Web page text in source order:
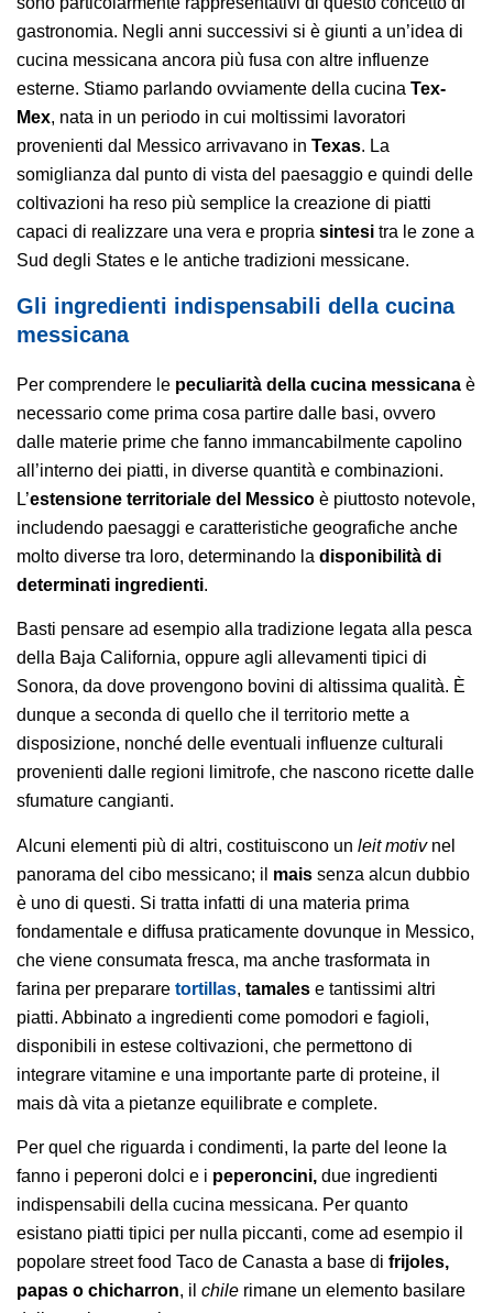
gastronomia. Negli anni successivi si è giunti a un’idea di
cucina messicana ancora più fusa con altre influenze
esterne. Stiamo parlando ovviamente della cucina Tex-
Mex, nata in un periodo in cui moltissimi lavoratori
provenienti dal Messico arrivavano in Texas. La
somiglianza dal punto di vista del paesaggio e quindi delle
coltivazioni ha reso più semplice la creazione di piatti
capaci di realizzare una vera e propria sintesi tra le zone a
Sud degli States e le antiche tradizioni messicane.
Gli ingredienti indispensabili della cucina
messicana
Per comprendere le peculiarità della cucina messicana è
necessario come prima cosa partire dalle basi, ovvero
dalle materie prime che fanno immancabilmente capolino
all’interno dei piatti, in diverse quantità e combinazioni.
L’estensione territoriale del Messico è piuttosto notevole,
includendo paesaggi e caratteristiche geografiche anche
molto diverse tra loro, determinando la disponibilità di
determinati ingredienti.
Basti pensare ad esempio alla tradizione legata alla pesca
della Baja California, oppure agli allevamenti tipici di
Sonora, da dove provengono bovini di altissima qualità. È
dunque a seconda di quello che il territorio mette a
disposizione, nonché delle eventuali influenze culturali
provenienti dalle regioni limitrofe, che nascono ricette dalle
sfumature cangianti.
Alcuni elementi più di altri, costituiscono un leit motivnel
panorama del cibo messicano; il mais senza alcun dubbio
è uno di questi. Si tratta infatti di una materia prima
fondamentale e diffusa praticamente dovunque in Messico,
che viene consumata fresca, ma anche trasformata in
farina per preparare tortillas, tamales e tantissimi altri
piatti. Abbinato a ingredienti come pomodori e fagioli,
disponibili in estese coltivazioni, che permettono di
integrare vitamine e una importante parte di proteine, il
mais dà vita a pietanze equilibrate e complete.
Per quel che riguarda i condimenti, la parte del leone la
fanno i peperoni dolci e i peperoncini, due ingredienti
indispensabili della cucina messicana. Per quanto
esistano piatti tipici per nulla piccanti, come ad esempio il
popolare street food Taco de Canasta a base di frijoles,
papas o chicharron, il chile rimane un elemento basilare